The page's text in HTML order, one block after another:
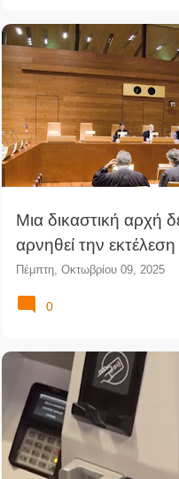
Μια δικαστική αρχή
αρνηθεί την
εντάλματος
ίδια την εκτέλεση της
συγκατάθεση του
Πέμπτη, Οκτωβρίου 09, 2025
0